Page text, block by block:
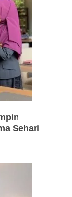
Sehari